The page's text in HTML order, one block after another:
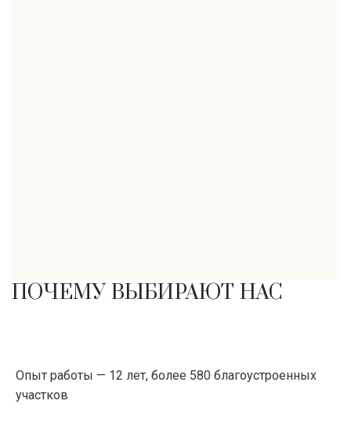
ПОЧЕМУ ВЫБИРАЮТ НАС
Опыт работы — 12 лет, более 580 благоустроенных
участков